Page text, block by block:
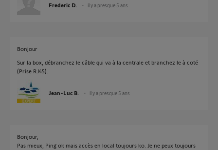
Frederic D. il y a presque 5 ans
Bonjour
Sur la box, débranchez le câble qui va à la centrale et branchez le à coté
(Prise RJ45).
Jean-Luc B. il y a presque 5 ans
Bonjour,
Pas mieux, Ping ok mais accès en local toujours ko. Je ne peux toujours